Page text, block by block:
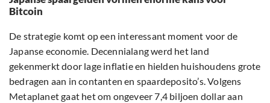
Bitcoin
De strategie komt op een interessant moment voor de
Japanse economie. Decennialang werd het land
gekenmerkt door lage inflatie en hielden huishoudens grote
bedragen aan in contanten en spaardeposito’s. Volgens
Metaplanet gaat het om ongeveer 7,4 biljoen dollar aan